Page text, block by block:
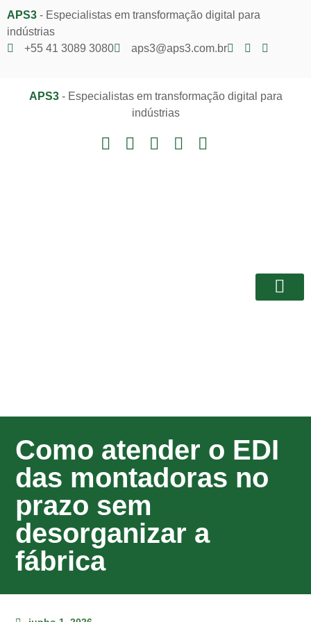
APS3 - Especialistas em transformação digital para
indústrias
+55 41 3089 3080
aps3@aps3.com.br
APS3- Especialistas em transformação digital para
indústrias
Como atender o EDI
das montadoras no
prazo sem
desorganizar a
fábrica